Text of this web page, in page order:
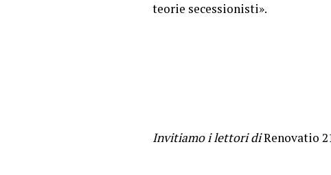
teorie secessionisti».
Invitiamo i lettori diRenovatio